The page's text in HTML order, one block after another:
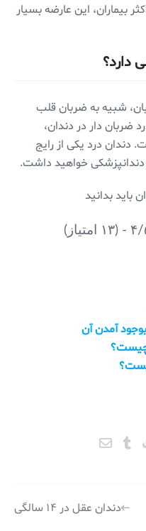
بیماران، این عارضه بسیار
دارد؟
شبیه به ضربان قلب
دار در دندان،
دندان درد یکی از رایج
دندانپزشکی خواهید داشت.
باید بدانید
امتیاز)
آمدن آن
چیست؟
دندان عقل در ۱۴ سالگی